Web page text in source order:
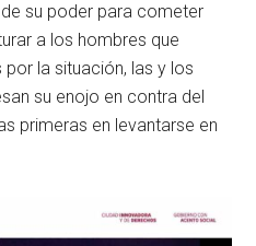
su poder para cometer
a los hombres que
la situación, las y los
su enojo en contra del
primeras en levantarse en